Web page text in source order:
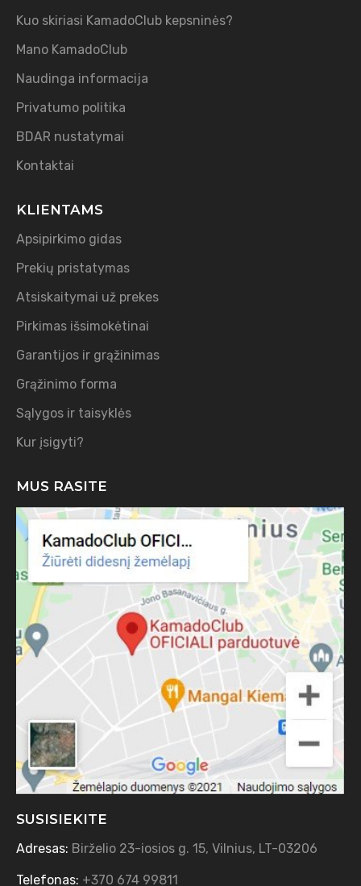
Kuo skiriasi KamadoClub kepsninės?
Mano KamadoClub
Naudinga informacija
Privatumo politika
BDAR nustatymai
Kontaktai
KLIENTAMS
Apsipirkimo gidas
Prekių pristatymas
Atsiskaitymai už prekes
Pirkimas išsimokėtinai
Garantijos ir grąžinimas
Grąžinimo forma
Sąlygos ir taisyklės
Kur įsigyti?
MUS RASITE
SUSISIEKITE
Adresas: Birželio 23-iosios g. 15, Vilnius, LT-03206
Telefonas: +370 674 99811